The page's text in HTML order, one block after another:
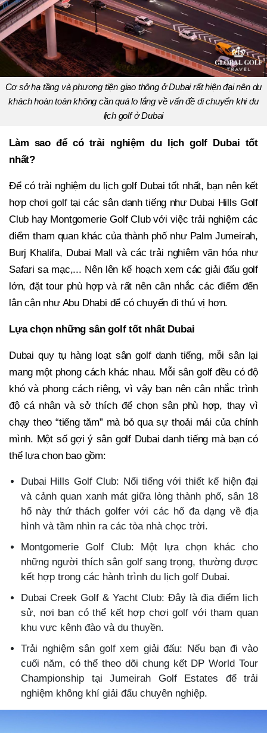
Cơ sở hạ tầng và phương tiện giao thông ở Dubai rất hiện đại nên du
khách hoàn toàn không cần quá lo lắng về vấn đề di chuyển khi du
lịch golf ở Dubai
Làm sao để có trải nghiệm du lịch golf Dubai tốt
nhất?
Để có trải nghiệm du lịch golf Dubai tốt nhất, bạn nên kết
hợp chơi golf tại các sân danh tiếng như Dubai Hills Golf
Club hay Montgomerie Golf Club với việc trải nghiệm các
điểm tham quan khác của thành phố như Palm Jumeirah,
Burj Khalifa, Dubai Mall và các trải nghiệm văn hóa như
Safari sa mạc,... Nên lên kế hoạch xem các giải đấu golf
lớn, đặt tour phù hợp và rất nên cân nhắc các điểm đến
lân cận như Abu Dhabi để có chuyến đi thú vị hơn.
Lựa chọn những sân golf tốt nhất Dubai
Dubai quy tụ hàng loạt sân golf danh tiếng, mỗi sân lại
mang một phong cách khác nhau. Mỗi sân golf đều có độ
khó và phong cách riêng, vì vậy bạn nên cân nhắc trình
độ cá nhân và sở thích để chọn sân phù hợp, thay vì
chạy theo “tiếng tăm” mà bỏ qua sự thoải mái của chính
mình. Một số gợi ý sân golf Dubai danh tiếng mà bạn có
thể lựa chọn bao gồm:
Dubai Hills Golf Club: Nổi tiếng với thiết kế hiện đại
và cảnh quan xanh mát giữa lòng thành phố, sân 18
hố này thử thách golfer với các hố đa dạng về địa
hình và tầm nhìn ra các tòa nhà chọc trời.
Montgomerie Golf Club: Một lựa chọn khác cho
những người thích sân golf sang trọng, thường được
kết hợp trong các hành trình du lịch golf Dubai.
Dubai Creek Golf & Yacht Club: Đây là địa điểm lịch
sử, nơi bạn có thể kết hợp chơi golf với tham quan
khu vực kênh đào và du thuyền.
Trải nghiệm sân golf xem giải đấu: Nếu bạn đi vào
cuối năm, có thể theo dõi chung kết DP World Tour
Championship tại Jumeirah Golf Estates để trải
nghiệm không khí giải đấu chuyên nghiệp.